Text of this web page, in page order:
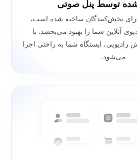
توسط پنل صوتی
برای پخش‌کنندگان ساخته شده است،
آنلاین شما را بهبود می‌بخشد. با
رادیویی، ایستگاه شما به راحتی اجرا
می‌شود.